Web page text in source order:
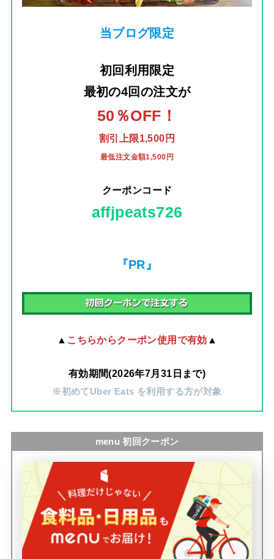
当ブログ限定
初回利用限定
最初の4回の注文が
50％OFF！
割引上限1,500円
最低注文金額1,500円
クーポンコード
affjpeats726
『PR』
▲ こちらからクーポン使用で有効 ▲
有効期間(2026年7月31日まで)
※初めてUber Eats を利用する方が対象
menu 初回クーポン